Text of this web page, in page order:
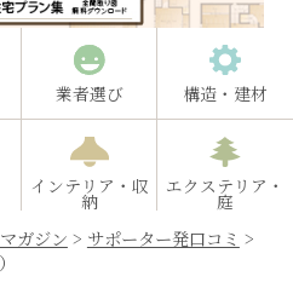
業者選び 構造・建材
インテリア・収
納
エクステリア・
庭
ガジン > サポーター発口コミ >